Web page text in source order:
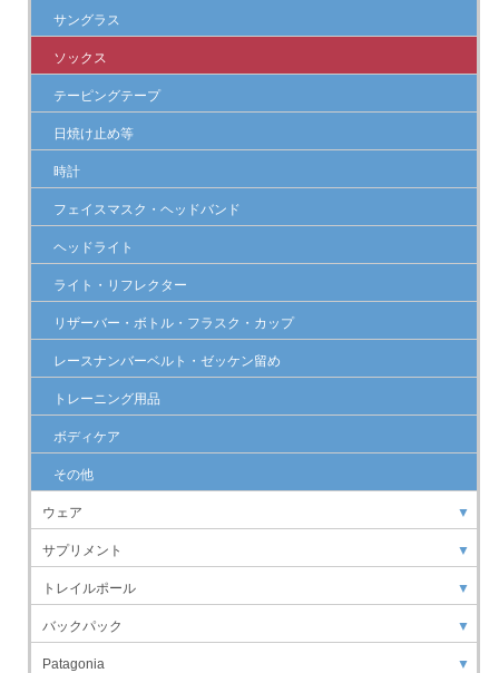
サングラス
ソックス
テーピングテープ
日焼け止め等
時計
フェイスマスク・ヘッドバンド
ヘッドライト
ライト・リフレクター
リザーバー・ボトル・フラスク・カップ
レースナンバーベルト・ゼッケン留め
トレーニング用品
ボディケア
その他
ウェア ▼
サプリメント ▼
トレイルポール ▼
バックパック ▼
Patagonia ▼